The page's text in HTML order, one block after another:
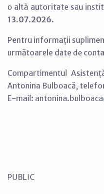
o altă autoritate sau
13.07.2026.
Pentru informații
următoarele date de
Compartimentul
Antonina Bulboacă,
E-mail:
p.
Călin
PUBLIC